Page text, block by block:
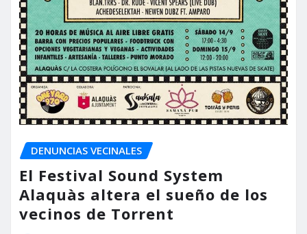
DENUNCIAS VECINALES
El Festival Sound System
Alaquàs altera el sueño de los
vecinos de Torrent